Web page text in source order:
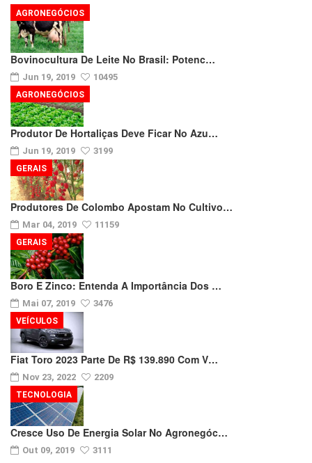
Bovinocultura De Leite No Brasil: Potenc…
Jun 19, 2019 10495
AGRONEGÓCIOS
Produtor De Hortaliças Deve Ficar No Azu…
Jun 19, 2019 3199
AGRONEGÓCIOS
Produtores De Colombo Apostam No Cultivo…
Mar 04, 2019 11159
GERAIS
Boro E Zinco: Entenda A Importância Dos …
Mai 07, 2019 3476
GERAIS
Fiat Toro 2023 Parte De R$ 139.890 Com V…
Nov 23, 2022 2209
VEÍCULOS
Cresce Uso De Energia Solar No Agronegóc…
Out 09, 2019 3111
TECNOLOGIA